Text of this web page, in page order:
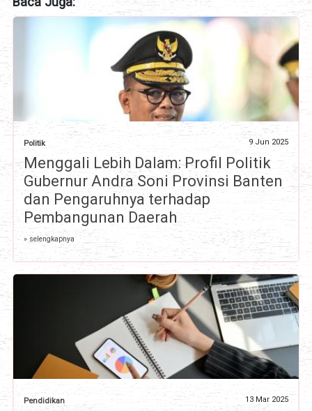
Politik 9 Jun 2025
Menggali Lebih Dalam: Profil Politik
Gubernur Andra Soni Provinsi Banten
dan Pengaruhnya terhadap
Pembangunan Daerah
» selengkapnya
Pendidikan 13 Mar 2025